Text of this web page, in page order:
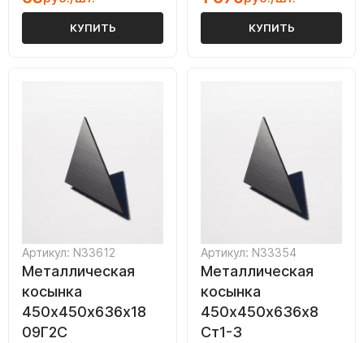
КУПИТЬ КУПИТЬ
Артикул: N33612
Металлическая
косынка
450х450х636х18
09Г2С
Артикул: N33354
Металлическая
косынка
450х450х636х8
Ст1-3